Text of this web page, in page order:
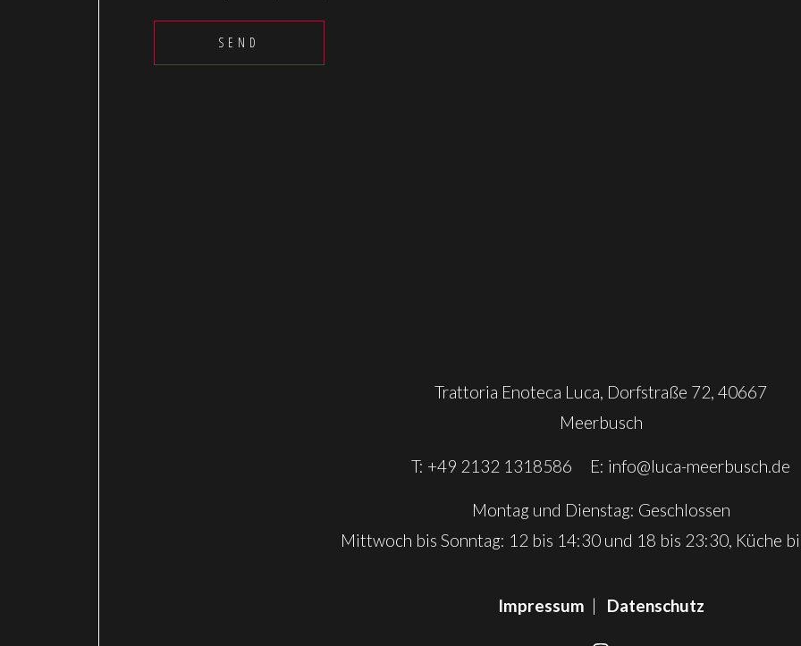
SEND
Trattoria Enoteca Luca, Dorfstraße 72, 40667
Meerbusch
T: +49 2132 1318586 E: info@luca-meerbusch.de
Montag und Dienstag: Geschlossen
Mittwoch bis Sonntag: 12 bis 14:30 und 18 bis 23:30, Küche
Impressum | Datenschutz